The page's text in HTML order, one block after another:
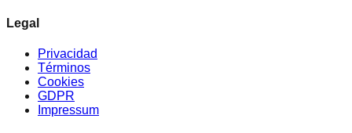
Legal
Privacidad
Términos
Cookies
GDPR
Impressum